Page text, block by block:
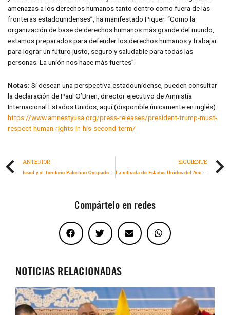
amenazas a los derechos humanos tanto dentro como fuera de las
fronteras estadounidenses”, ha manifestado Piquer. “Como la
organización de base de derechos humanos más grande del mundo,
estamos preparados para defender los derechos humanos y trabajar
para lograr un futuro justo, seguro y saludable para todas las
personas. La unión nos hace más fuertes”.
Notas: Si desean una perspectiva estadounidense, pueden consultar
la declaración de Paul O’Brien, director ejecutivo de Amnistía
Internacional Estados Unidos, aquí (disponible únicamente en inglés):
https://www.amnestyusa.org/press-releases/president-trump-must-
respect-human-rights-in-his-second-term/
ANTERIOR
Israel y el Territorio Palestino Ocupado: El trágicamente demorado alto el fuego no reparará las vidas de palestinos y palestinas destrozadas por el genocidio israelí en Gaza
SIGUIENTE
La retirada de Estados Unidos del Acuerdo de París es irresponsable y corta de miras
Compártelo en redes
NOTICIAS RELACIONADAS